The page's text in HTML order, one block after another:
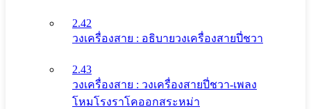
2.42
วงเครื่องสาย : อธิบายวงเครื่องสายปี่ชวา
2.43
วงเครื่องสาย : วงเครื่องสายปี่ชวา-เพลง
โหมโรงราโคออกสระหม่า